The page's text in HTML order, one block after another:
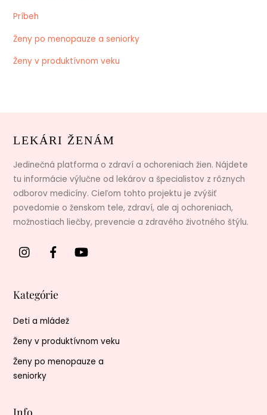
Príbeh
Ženy po menopauze a seniorky
Ženy v produktívnom veku
LEKÁRI ŽENÁM
Jedinečná platforma o zdraví a ochoreniach žien. Nájdete
tu informácie výlučne od lekárov a špecialistov z rôznych
odborov medicíny. Cieľom tohto projektu je zvýšiť
povedomie o ženskom tele, zdraví, ale aj ochoreniach,
možnostiach liečby, prevencie a zdravého životného štýlu.
Kategórie
Deti a mládež
Ženy v produktívnom veku
Ženy po menopauze a
seniorky
Info